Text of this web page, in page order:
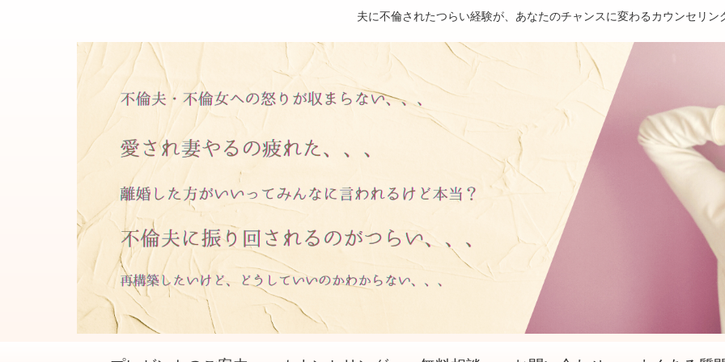
夫に不倫されたつらい経験が、あなたのチャンスに変わるカウンセリン